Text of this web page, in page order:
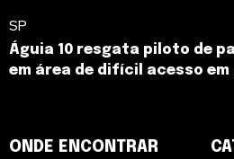
SP
Águia 10 resgata piloto de
em área de difícil acesso em
ONDE ENCONTRAR